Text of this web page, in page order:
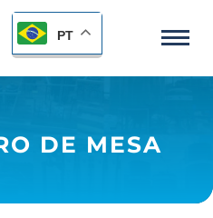
PT
DE MESA